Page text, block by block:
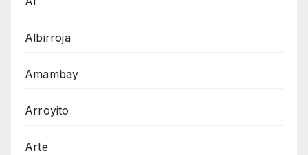
Albirroja
Amambay
Arroyito
Arte